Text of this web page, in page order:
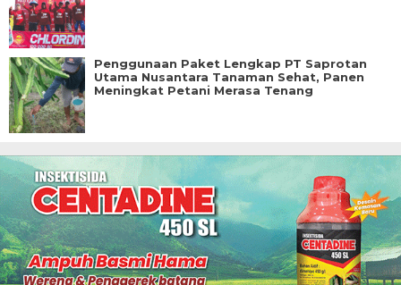
Penggunaan Paket Lengkap PT Saprotan
Utama Nusantara Tanaman Sehat, Panen
Meningkat Petani Merasa Tenang